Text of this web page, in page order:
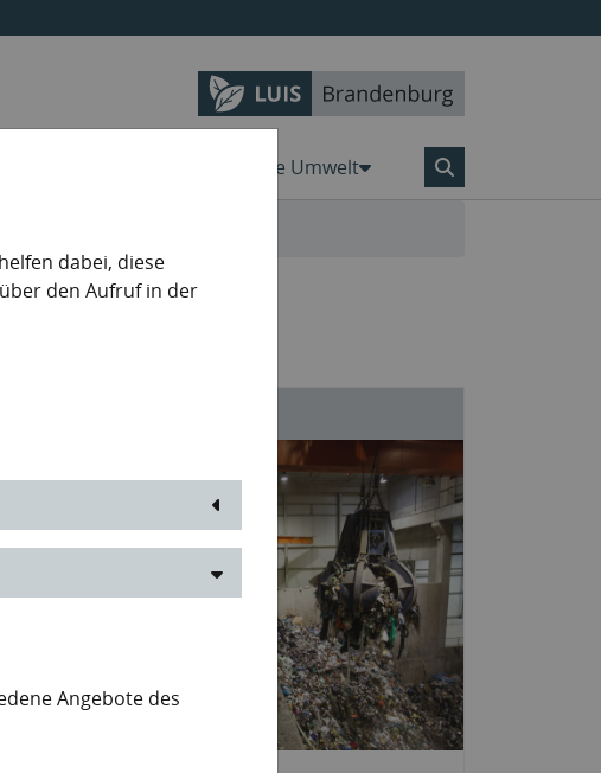
Aktiv für die Umwelt
© zlikovek&#047;stock.adobe
dabei, diese
den Aufruf in der
Angebote des